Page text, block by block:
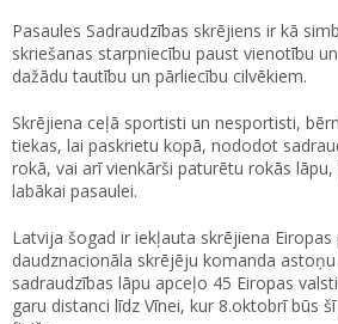
Pasaules Sadraudzības skrējiens ir kā
skriešanas starpniecību paust vienotību
dažādu tautību un pārliecību cilvēkiem.
Skrējiena ceļā sportisti un nesportisti,
tiekas, lai paskrietu kopā, nododot
rokā, vai arī vienkārši paturētu rokās
labākai pasaulei.
Latvija šogad ir iekļauta skrējiena
daudznacionāla skrējēju komanda
sadraudzības lāpu apceļo 45 Eiropas
garu distanci līdz Vīnei, kur 8.oktobrī būs